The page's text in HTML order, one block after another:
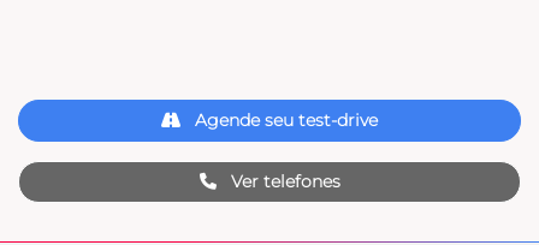
Ver telefones
Agende seu test-drive